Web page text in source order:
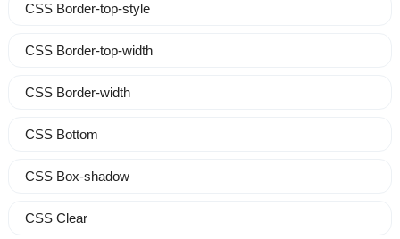
CSS Border-top-style
CSS Border-top-width
CSS Border-width
CSS Bottom
CSS Box-shadow
CSS Clear